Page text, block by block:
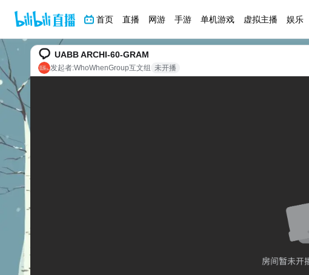
首页 直播 网游 手游 单机游戏 虚拟主播 娱乐
UABB ARCHI-60-GRAM
发起者:WhoWhenGroup互文组 未开播